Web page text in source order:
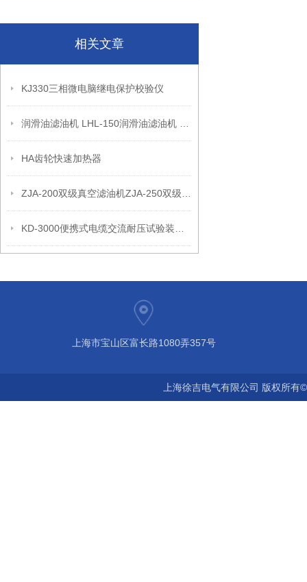
相关文章
KJ330三相微电脑继电保护校验仪
HA齿轮快速加热器
上海市宝山区富长路1080弄357号
上海徐吉电气有限公司 版权所